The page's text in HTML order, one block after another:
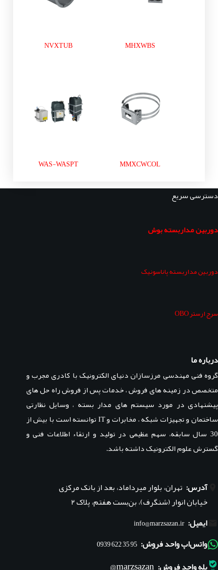
MHXWBS
NVXTUB
MMXCWCOL
WAS-WASPT
دسترسی سریع
دوربین مداربسته بوش
دوربین مداربسته پاناسونیک
سرج ارستر OBO
درباره ما
گروه فنی مهندسی مرزسازان دنیای الکترونیک با کادری مجرب و
متخصص در زمینه های فروش ، خدمات پس از فروش راه حل های
پیشنهادی در مورد سیستم های مدار بسته ، وسایل نظارتی
ساختمان و تجهیزات شبکه ، مخابرات و IT توانسته است با بیش از
30 سال سابقه، سهم عظیمی در تولید و ارتقاء اطلاعات فنی و
گسترش علوم الکترونیک داشته باشد.
آدرس: تهران، بلوار میرداماد، بعد از بانک مرکزی
خیابان انوار (شنگرف)، بن‌بست هفتم، پلاک ۲
ایمیل: info@marzsazan.ir
واتس‌اپ واحد فروش: 95 35 622 0939